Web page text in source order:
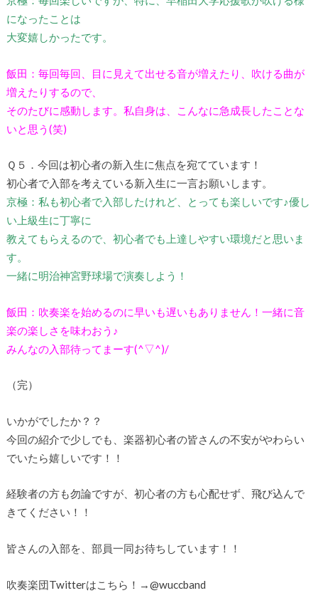
になったことは
大変嬉しかったです。
飯田：毎回毎回、目に見えて出せる音が増えたり、吹ける曲が
増えたりするので、
そのたびに感動します。私自身は、こんなに急成長したことな
いと思う(笑)
Ｑ５．今回は初心者の新入生に焦点を宛てています！
初心者で入部を考えている新入生に一言お願いします。
京極：私も初心者で入部したけれど、とっても楽しいです♪優し
い上級生に丁寧に
教えてもらえるので、初心者でも上達しやすい環境だと思いま
す。
一緒に明治神宮野球場で演奏しよう！
飯田：吹奏楽を始めるのに早いも遅いもありません！一緒に音
楽の楽しさを味わおう♪
みんなの入部待ってまーす(^▽^)/
（完）
いかがでしたか？？
今回の紹介で少しでも、楽器初心者の皆さんの不安がやわらい
でいたら嬉しいです！！
経験者の方も勿論ですが、初心者の方も心配せず、飛び込んで
きてください！！
皆さんの入部を、部員一同お待ちしています！！
吹奏楽団Twitterはこちら！→@wuccband